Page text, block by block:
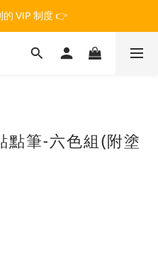
得 STEM.org 教育平台
的 VIP 制度 👉
得 STEM.org 教育平台
點筆-六色組(附塗